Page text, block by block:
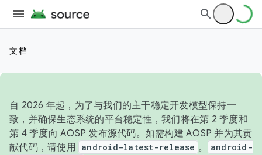
文档
自 2026 年起，为了与我们的主干稳定开发模型保持一
致，并确保生态系统的平台稳定性，我们将在第 2 季度和
第 4 季度向 AOSP 发布源代码。如需构建 AOSP 并为其贡
献代码，请使用 android-latest-release 。
android-